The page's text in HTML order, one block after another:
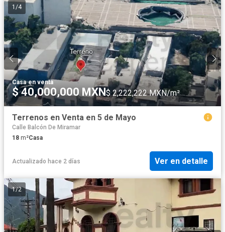
1 /4
Casa·en venta
$ 40,000,000 MXN$ 2,222,222 MXN/m²
Terrenos en Venta en 5 de Mayo
Calle Balcón De Miramar
18 m²Casa
Actualizado hace 2 días Ver en detalle
1/2